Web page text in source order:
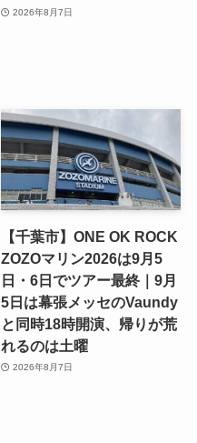
2026年8月7日
【千葉市】ONE OK ROCK
ZOZOマリン2026は9月5
日・6日でツアー最終｜9月
5日は幕張メッセのVaundy
と同時18時開演、帰りが荒
れるのは土曜
2026年8月7日